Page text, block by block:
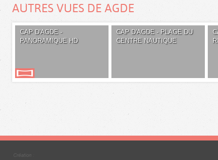
AUTRES VUES DE AGDE
CAP D'AGDE -
PANORAMIQUE HD
CAP D'AGDE - PLAGE DU
CENTRE NAUTIQUE